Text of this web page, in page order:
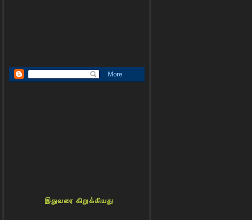
இதுவரை கிறுக்கியது